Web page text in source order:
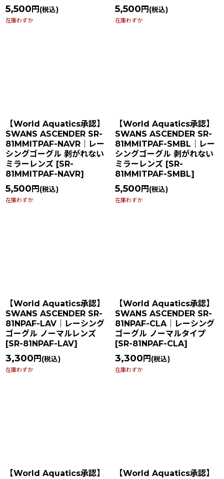
5,500 円 (税込)
在庫わずか
5,500 円 (税込)
在庫わずか
【World Aquatics承認】
SWANS ASCENDER SR-
81MMITPAF-NAVR｜レー
シングゴーグル 剥がれない
ミラーレンズ [SR-
81MMITPAF-NAVR]
5,500 円 (税込)
在庫わずか
【World Aquatics承認】
SWANS ASCENDER SR-
81MMITPAF-SMBL｜レー
シングゴーグル 剥がれない
ミラーレンズ [SR-
81MMITPAF-SMBL]
5,500 円 (税込)
在庫わずか
【World Aquatics承認】
SWANS ASCENDER SR-
81NPAF-LAV｜レーシング
ゴーグル ノーマルレンズ
[SR-81NPAF-LAV]
3,300 円 (税込)
在庫わずか
【World Aquatics承認】
SWANS ASCENDER SR-
81NPAF-CLA｜レーシング
ゴーグル ノーマルタイプ
[SR-81NPAF-CLA]
3,300 円 (税込)
在庫わずか
【World Aquatics承認】
【World Aquatics承認】